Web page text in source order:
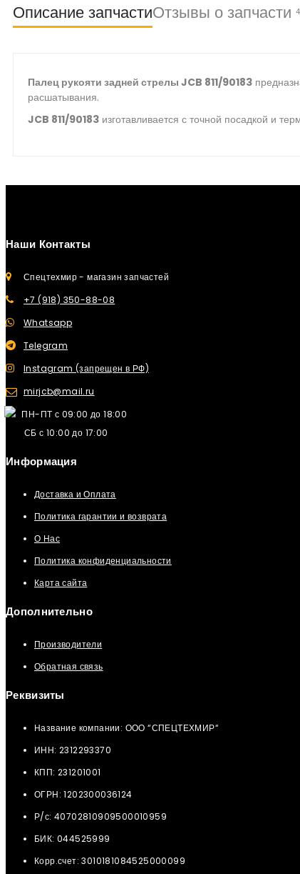
Описание запчастиОтзывы о запчасти 4
Палец рукояти задней стрелы JCB 811/90183
расшатывания.
JCB 811/90183 изготавливается с точной посадкой и
Наши Контакты
Спецтехмир - магазин запчастей
+7 (918) 350-88-08
Whatsapp
Telegram
Instagram (запрещен в РФ)
mirjcb@mail.ru
ПН-ПТ с 09:00 до 18:00
СБ с 10:00 до 17:00
Информация
Доставка и Оплата
Политика гарантии и возврата
О Нас
Политика конфиденциальности
Карта сайта
Дополнительно
Производители
Обратная связь
Реквизиты
Название компании: ООО “СПЕЦТЕХМИР“
ИНН: 2312293370
КПП: 231201001
ОГРН: 1202300036124
Р/с: 40702810909500010959
БИК: 044525999
Корр.счет: 3010181084525000099